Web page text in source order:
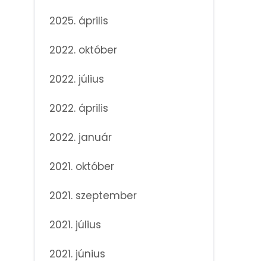
2025. április
2022. október
2022. július
2022. április
2022. január
2021. október
2021. szeptember
2021. július
2021. június